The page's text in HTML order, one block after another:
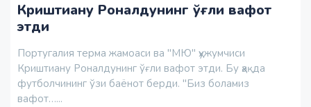
Криштиану Роналдунинг ўғли вафот
этди
Португалия терма жамоаси ва "МЮ" ҳужумчиси
Криштиану Роналдунинг ўғли вафот этди. Бу ҳақда
футболчининг ўзи баёнот берди. "Биз боламиз
вафот…...